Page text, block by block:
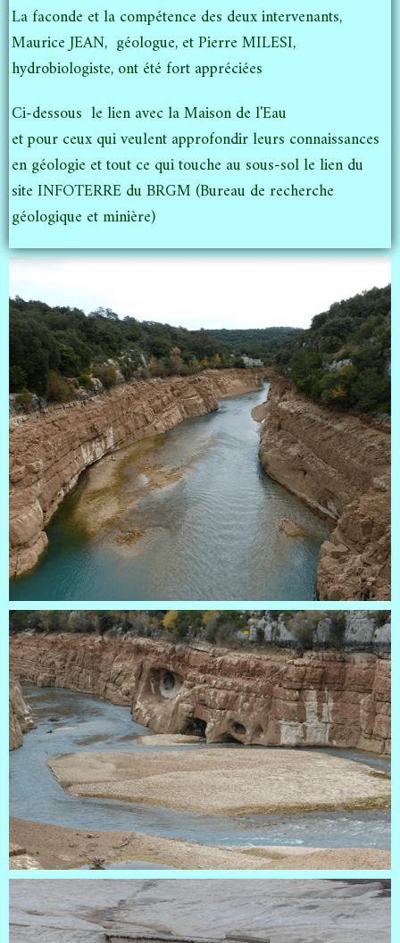
La faconde et la compétence des deux intervenants,
Maurice JEAN, géologue, et Pierre MILESI,
hydrobiologiste, ont été fort appréciées
Ci-dessous le lien avec la Maison de l'Eau
et pour ceux qui veulent approfondir leurs connaissances
en géologie et tout ce qui touche au sous-sol le lien du
site INFOTERRE du BRGM (Bureau de recherche
géologique et minière)